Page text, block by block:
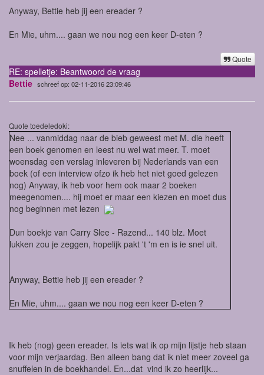
Anyway, Bettie heb jij een ereader ?
En Mie, uhm.... gaan we nou nog een keer D-eten ?
Quote
RE: spelletje: Beantwoord de vraag
Bettie schreef op: 02-11-2016 23:09:46
Quote toedeledoki:
Nee ... vanmiddag naar de bieb geweest met M. die heeft
een boek genomen en leest nu wel wat meer. T. moet
woensdag een verslag inleveren bij Nederlands van een
boek (of een interview ofzo ik heb het niet goed gelezen
nog) Anyway, ik heb voor hem ook maar 2 boeken
meegenomen.... hij moet er maar een kiezen en moet dus
nog beginnen met lezen
Dun boekje van Carry Slee - Razend... 140 blz. Moet
lukken zou je zeggen, hopelijk pakt 't 'm en is ie snel uit.
Anyway, Bettie heb jij een ereader ?
En Mie, uhm.... gaan we nou nog een keer D-eten ?
Ik heb (nog) geen ereader. Is iets wat ik op mijn lijstje heb staan
voor mijn verjaardag. Ben alleen bang dat ik niet meer zoveel ga
snuffelen in de boekhandel. En...dat vind ik zo heerlijk...